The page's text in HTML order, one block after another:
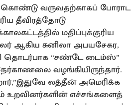
வருவதற்காகப் போராட
தீவிரத்தோடு
மதிப்புக்குரிய
ஆகிய சுனிலா அபயசேகர,
தொடர்பாக “சண்டே டைம்ஸ்”
வழங்கியிருந்தார்.
லத்தீன் அமெரிக்க
உறவினர்களின் எச்சங்களைத்